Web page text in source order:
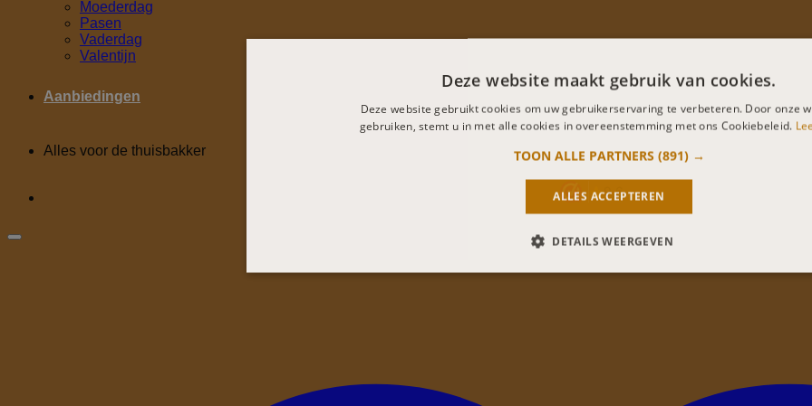
Moederdag
Pasen
Vaderdag
Valentijn
Aanbiedingen
Alles voor de thuisbakker
Deze website maakt gebruik van cookies.
Deze website gebruikt cookies om uw gebruikerservaring te verbeteren. Door onze
gebruiken, stemt u in met alle cookies in overeenstemming met ons Cookiebeleid.
TOON ALLE PARTNERS (891) →
ALLES ACCEPTEREN
DETAILS WEERGEVEN